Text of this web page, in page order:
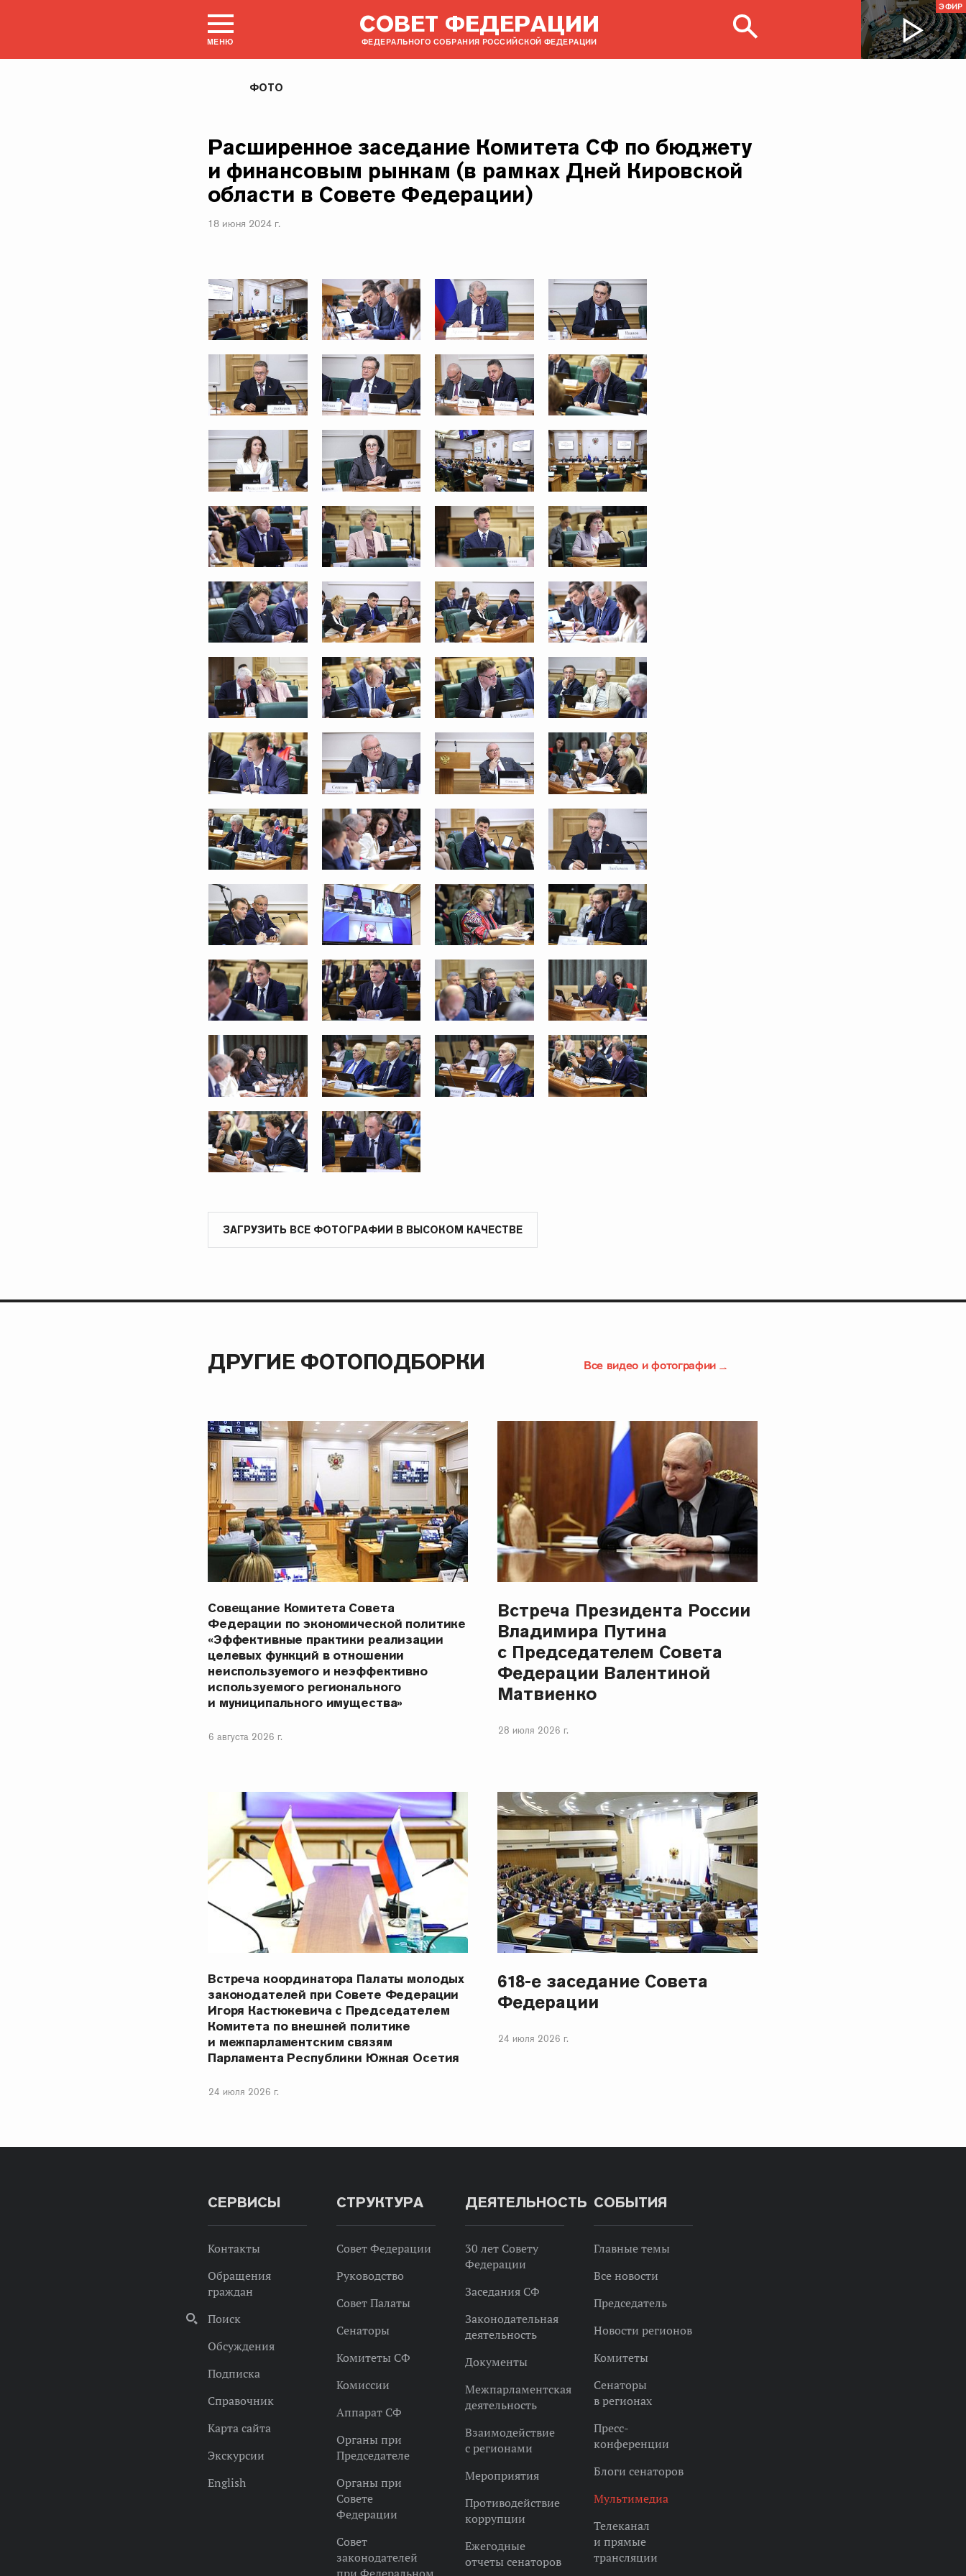
МЕНЮ
СОВЕТ ФЕДЕРАЦИИ
ФЕДЕРАЛЬНОГО СОБРАНИЯ РОССИЙСКОЙ ФЕДЕРАЦИИ
ЭФИР
ФОТО
Расширенное заседание Комитета СФ по бюджету
и финансовым рынкам (в рамках Дней Кировской
области в Совете Федерации)
18 июня 2024 г.
ЗАГРУЗИТЬ ВСЕ ФОТОГРАФИИ В ВЫСОКОМ КАЧЕСТВЕ
ДРУГИЕ ФОТОПОДБОРКИ Все видео и фотографии
Совещание Комитета Совета
Федерации по экономической политике
«Эффективные практики реализации
целевых функций в отношении
неиспользуемого и неэффективно
используемого регионального
и муниципального имущества»
6 августа 2026 г.
Встреча Президента России
Владимира Путина
с Председателем Совета
Федерации Валентиной
Матвиенко
28 июля 2026 г.
Встреча координатора Палаты молодых
законодателей при Совете Федерации
Игоря Кастюкевича с Председателем
Комитета по внешней политике
и межпарламентским связям
Парламента Республики Южная Осетия
24 июля 2026 г.
618-е заседание Совета
Федерации
24 июля 2026 г.
СЕРВИСЫ
Контакты
Обращения
граждан
Поиск
Обсуждения
Подписка
Справочник
Карта сайта
Экскурсии
English
СТРУКТУРА
Совет Федерации
Руководство
Совет Палаты
Сенаторы
Комитеты СФ
Комиссии
Аппарат СФ
Органы при
Председателе
Органы при
Совете
Федерации
Совет
законодателей
ДЕЯТЕЛЬНОСТЬ
30 лет Совету
Федерации
Заседания СФ
Законодательная
деятельность
Документы
Межпарламентская
деятельность
Взаимодействие
с регионами
Мероприятия
Противодействие
коррупции
Ежегодные
отчеты сенаторов
СОБЫТИЯ
Главные темы
Все новости
Председатель
Новости регионов
Комитеты
Сенаторы
в регионах
Пресс-
конференции
Блоги сенаторов
Мультимедиа
Телеканал
и прямые
трансляции